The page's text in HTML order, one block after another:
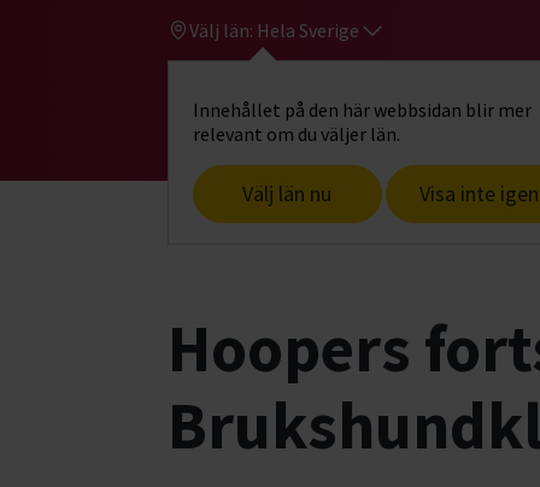
Välj län: Hela Sverige
Innehållet på den här webbsidan blir mer
relevant om du väljer län.
Välj län nu Visa inte igen
Gå till studiefrämjandets startsida
Start Hitta intresse Hund & husdjur
Hoopers